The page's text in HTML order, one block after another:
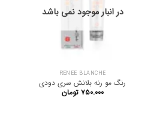
در انبار موجود نمی باشد
RENEE BLANCHE
رنگ مو رنه بلانش سری دودی
۷۵۰.۰۰۰ تومان